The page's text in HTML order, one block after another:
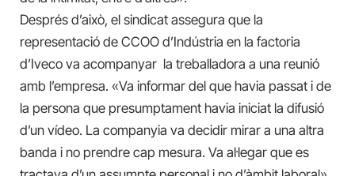
Després d’això, el sindicat assegura que la
representació de CCOO d’Indústria en la factoria
d’Iveco va acompanyar la treballadora a una reunió
amb l’empresa. «Va informar del que havia passat i de
la persona que presumptament havia iniciat la difusió
d’un vídeo. La companyia va decidir mirar a una altra
banda i no prendre cap mesura. Va al·legar que es